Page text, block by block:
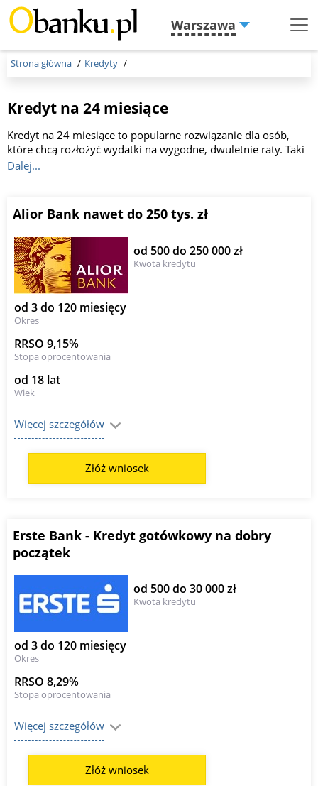
Warszawa
Menu
Strona główna Kredyty
Kredyt na 24 miesiące
Kredyt na 24 miesiące to popularne rozwiązanie dla osób,
które chcą rozłożyć wydatki na wygodne, dwuletnie raty. Taki
okres spłaty pozwala ograniczyć całkowity koszt kredytu w
porównaniu z dłuższym finansowaniem.
Dalej...
Alior Bank nawet do 250 tys. zł
od 500 do 250 000 zł
Kwota kredytu
od 3 do 120 miesięcy
Okres
RRSO 9,15%
Stopa oprocentowania
od 18 lat
Wiek
Więcej szczegółów
Złóż wniosek
Erste Bank - Kredyt gotówkowy na dobry
początek
od 500 do 30 000 zł
Kwota kredytu
od 3 do 120 miesięcy
Okres
RRSO 8,29%
Stopa oprocentowania
Więcej szczegółów
Złóż wniosek